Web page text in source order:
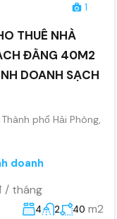
1
THUÊ NHÀ
ĐẰNG 40M2
DOANH SẠCH
phố Hải Phòng,
doanh
/ tháng
4 2 40 m2